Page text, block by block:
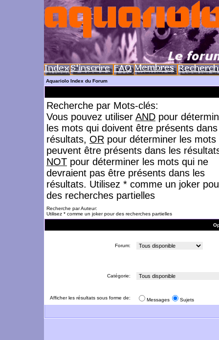
Aquariolo Index du Forum
Recherche par Mots-clés:
Vous pouvez utiliser AND pour
les mots qui doivent être présents
résultats, OR pour déterminer les mots
peuvent être présents dans les
NOT pour déterminer les mots qui ne
devraient pas être présents dans les
résultats. Utilisez * comme un joker
des recherches partielles
Recherche par Auteur:
Utilisez * comme un joker pour des recherches partielles
Forum:
Catégorie:
Afficher les résultats sous forme de: Messages Sujets